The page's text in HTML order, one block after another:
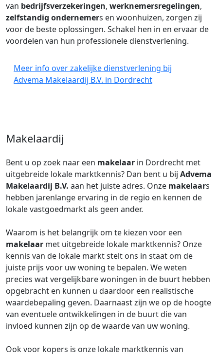
van bedrijfsverzekeringen, werknemersregelingen,
zelfstandig ondernemers en woonhuizen, zorgen zij
voor de beste oplossingen. Schakel hen in en ervaar de
voordelen van hun professionele dienstverlening.
Meer info over zakelijke dienstverlening bij
Advema Makelaardij B.V. in Dordrecht
Makelaardij
Bent u op zoek naar een makelaar in Dordrecht met
uitgebreide lokale marktkennis? Dan bent u bij Advema
Makelaardij B.V. aan het juiste adres. Onze makelaars
hebben jarenlange ervaring in de regio en kennen de
lokale vastgoedmarkt als geen ander.
Waarom is het belangrijk om te kiezen voor een
makelaar met uitgebreide lokale marktkennis? Onze
kennis van de lokale markt stelt ons in staat om de
juiste prijs voor uw woning te bepalen. We weten
precies wat vergelijkbare woningen in de buurt hebben
opgebracht en kunnen u daardoor een realistische
waardebepaling geven. Daarnaast zijn we op de hoogte
van eventuele ontwikkelingen in de buurt die van
invloed kunnen zijn op de waarde van uw woning.
Ook voor kopers is onze lokale marktkennis van